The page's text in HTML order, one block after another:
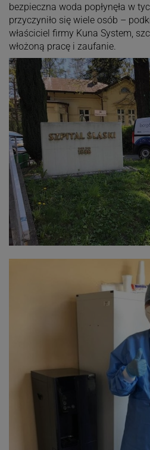
bezpieczna woda popłynęła w
przyczyniło się wiele osób –
właściciel firmy Kuna System,
włożoną pracę i zaufanie.